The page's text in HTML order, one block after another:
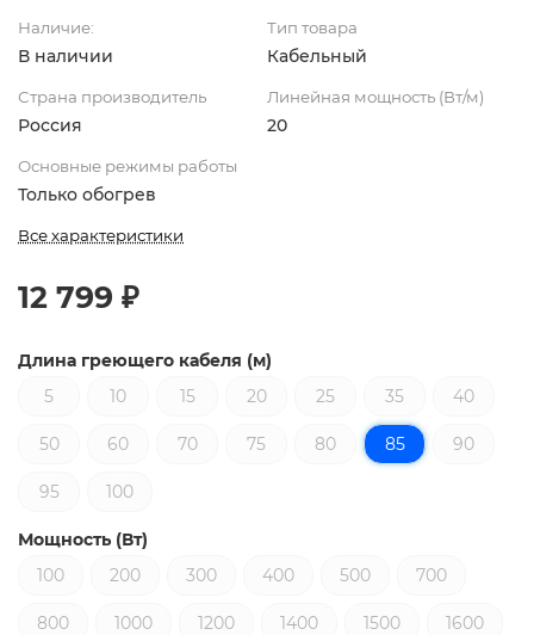
Наличие:
В наличии
Тип товара
Кабельный
Страна производитель
Россия
Линейная мощность (Вт/м)
20
Основные режимы работы
Только обогрев
Все характеристики
12 799 ₽
Длина греющего кабеля (м)
5
10 15 20 25 35 40
50 60 70 75 80 85 90
95 100
Мощность (Вт)
100
200 300 400 500 700
800 1000 1200 1400 1500 1600